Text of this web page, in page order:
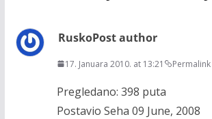
RuskoPost author
17. Januara 2010. at 13:21 Permalink
Pregledano: 398 puta
Postavio Seha 09 June, 2008